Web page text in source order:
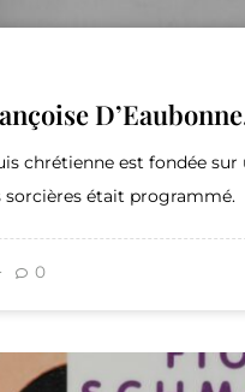
chrétienne est fondée sur
sorcières était programmé.
0